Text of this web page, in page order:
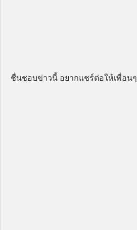
ชื่นชอบข่าวนี้ อยากแชร์ต่อให้เพื่อนๆ